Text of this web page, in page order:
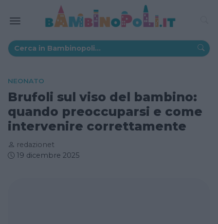
NEONATO
Brufoli sul viso del bambino:
quando preoccuparsi e come
intervenire correttamente
redazionet
19 dicembre 2025